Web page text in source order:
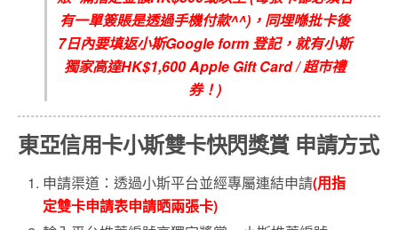
有一單簽賬是透過手機付款^^) ，同埋喺批卡後
7日內要填返小斯Google form 登記，就有小斯
獨家高達HK$1,600 Apple Gift Card /超市禮
券！)
東亞信用卡小斯雙卡快閃獎賞 申請方式
申請渠道：透過小斯平台並經專屬連結申請(用指
定雙卡申請表申請晒兩張卡)